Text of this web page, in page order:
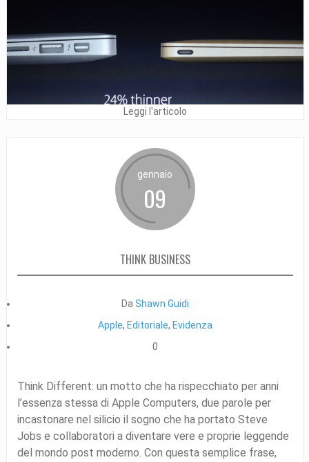
Leggi l'articolo
gennaio
09
THINK BUSINESS
DaShawn Guidi
Apple, Editoriale, Evidenza
0
Think Different: un motto che ha rispecchiato per anni
l’essenza stessa di Apple Computers, due parole per
incastonare nel silicio il sogno che ha portato Steve
Jobs e collaboratori a diventare vere e proprie leggende
del mondo post moderno. Con questa semplice frase,